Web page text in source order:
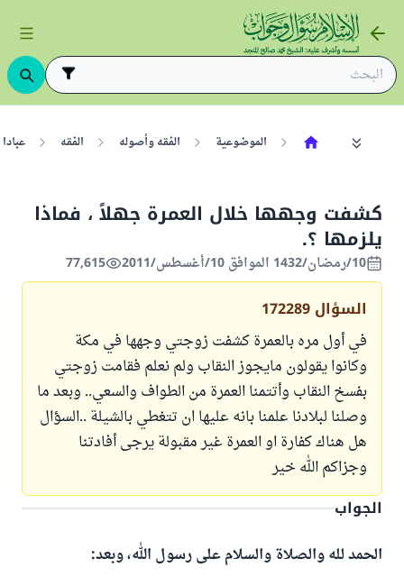
الموضوعية الفقه وأصوله الفقه
كشفت وجهها خلال العمرة جهلاً ، فماذا
يلزمها ؟.
10/رمضان/1432 الموافق 10/أغسطس/2011 77,615
السؤال 172289
في أول مره بالعمرة كشفت زوجتي وجهها في مكة
وكانوا يقولون مايجوز النقاب ولم نعلم فقامت زوجتي
بفسخ النقاب وأتتمنا العمرة من الطواف والسعي.. وبعد ما
وصلنا لبلادنا علمنا بانه عليها ان تتغطي بالشيلة ..السؤال
هل هناك كفارة او العمرة غير مقبولة يرجى أفادتنا
وجزاكم الله خير
الجواب
الحمد لله والصلاة والسلام على رسول الله، وبعد: